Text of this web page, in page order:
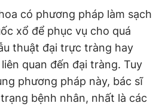
có phương pháp làm sạch
xổ để phục vụ cho quá
thuật đại trực tràng hay
quan đến đại tràng. Tuy
phương pháp này, bác sĩ
bệnh nhân, nhất là các